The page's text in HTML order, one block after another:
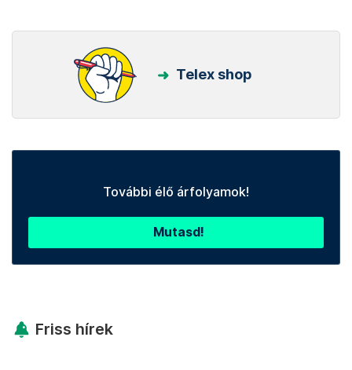
Telex shop
További élő árfolyamok!
Mutasd!
Friss hírek